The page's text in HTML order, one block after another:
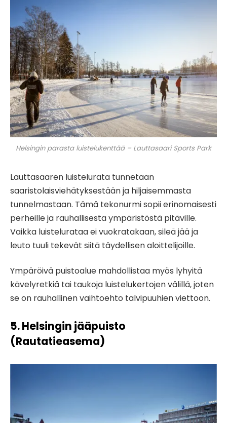
Helsingin parasta luistelukenttää – Lauttasaari Sports Park
Lauttasaaren luistelurata tunnetaan
saaristolaisviehätyksestään ja hiljaisemmasta
tunnelmastaan. Tämä tekonurmi sopii erinomaisesti
perheille ja rauhallisesta ympäristöstä pitäville.
Vaikka luistelurataa ei vuokratakaan, sileä jää ja
leuto tuuli tekevät siitä täydellisen aloittelijoille.
Ympäröivä puistoalue mahdollistaa myös lyhyitä
kävelyretkiä tai taukoja luistelukertojen välillä, joten
se on rauhallinen vaihtoehto talvipuuhien viettoon.
5. Helsingin jääpuisto
(Rautatieasema)